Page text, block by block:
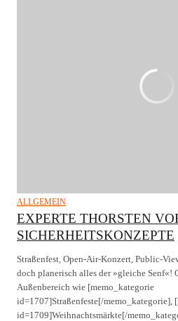
ALLGEMEIN
EXPERTE THORSTEN
SICHERHEITSKONZEPTE
Straßenfest, Open-Air-Konzert, Public-
doch planerisch alles der »gleiche Senf«!
Außenbereich wie [memo_kategorie
id=1707]Straßenfeste[/memo_kategorie],
id=1709]Weihnachtsmärkte[/